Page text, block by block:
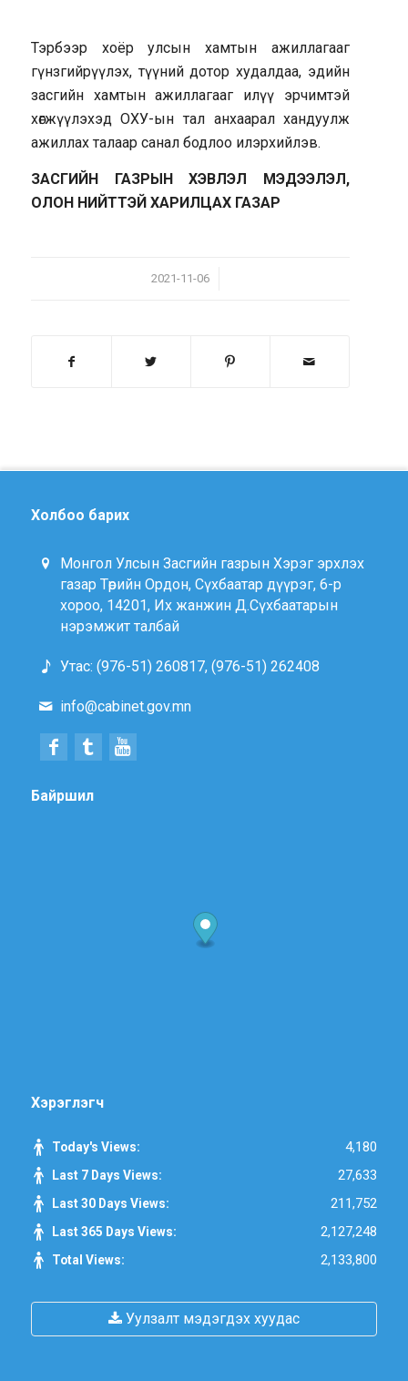
Тэрбээр хоёр улсын хамтын ажиллагааг
гүнзгийрүүлэх, түүний дотор худалдаа, эдийн
засгийн хамтын ажиллагааг илүү эрчимтэй
хөгжүүлэхэд ОХУ-ын тал анхаарал хандуулж
ажиллах талаар санал бодлоо илэрхийлэв.
ЗАСГИЙН ГАЗРЫН ХЭВЛЭЛ МЭДЭЭЛЭЛ,
ОЛОН НИЙТТЭЙ ХАРИЛЦАХ ГАЗАР
2021-11-06
/
Холбоо барих
Монгол Улсын Засгийн газрын Хэрэг эрхлэх
газар Төрийн Ордон, Сүхбаатар дүүрэг, 6-р
хороо, 14201, Их жанжин Д.Сүхбаатарын
нэрэмжит талбай
Утас: (976-51) 260817, (976-51) 262408
info@cabinet.gov.mn
Байршил
Хэрэглэгч
Today's Views: 4,180
Last 7 Days Views: 27,633
Last 30 Days Views: 211,752
Last 365 Days Views: 2,127,248
Total Views: 2,133,800
Уулзалт мэдэгдэх хуудас